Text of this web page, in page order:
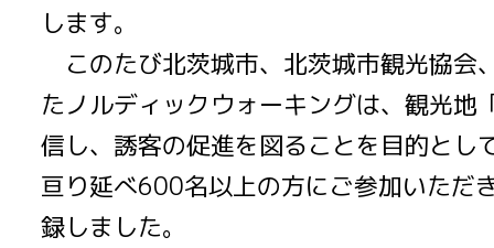
します。
このたび北茨城市、北茨城市観光協会
たノルディックウォーキングは、観光地
信し、誘客の促進を図ることを目的とし
亘り延べ600名以上の方にご参加いただ
録しました。